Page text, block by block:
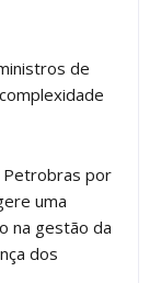
de
Petrobras por
uma
na gestão da
dos